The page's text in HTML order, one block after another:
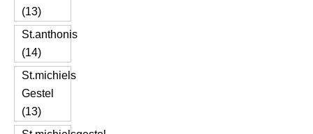
(13)
St.anthonis
(14)
St.michiels
Gestel
(13)